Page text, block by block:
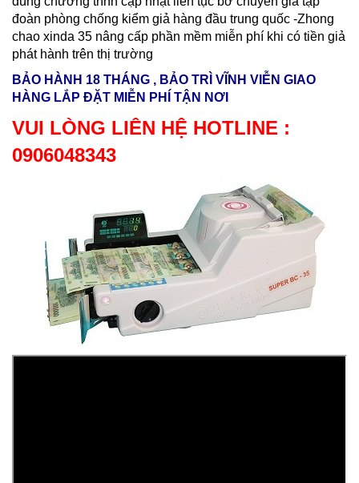
đoàn phòng chống kiểm giả hàng đầu trung quốc -Zhong
chao xinda 35 nâng cấp phần mềm miễn phí khi có tiền giả
phát hành trên thị trường
BẢO HÀNH 18 THÁNG , BẢO TRÌ VĨNH VIỄN GIAO
HÀNG LẮP ĐẶT MIỄN PHÍ TẬN NƠI
VUI LÒNG LIÊN HỆ HOTLINE :
0906048343